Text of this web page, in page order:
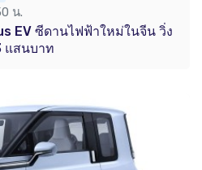
น.
EV ซีดานไฟฟ้าใหม่ในจีน วิ่ง
แสนบาท